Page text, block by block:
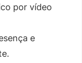
por vídeo
e